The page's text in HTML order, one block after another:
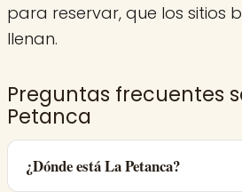
para reservar, que los sitios
llenan.
Preguntas frecuentes
Petanca
¿Dónde está La Petanca?